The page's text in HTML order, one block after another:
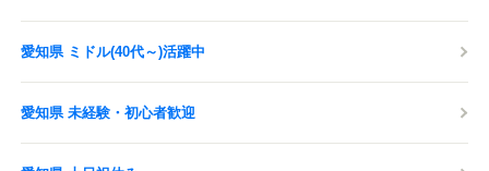
愛知県 ミドル(40代～)活躍中
愛知県 未経験・初心者歓迎